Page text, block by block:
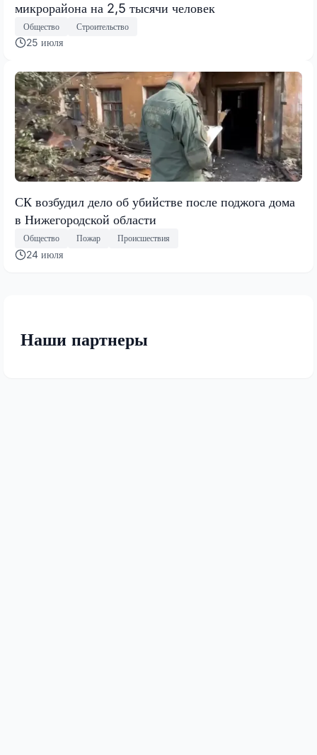
микрорайона на 2,5 тысячи человек
Общество Строительство
25 июля
СК возбудил дело об убийстве после поджога дома
в Нижегородской области
Общество Пожар Происшествия
24 июля
Наши партнеры